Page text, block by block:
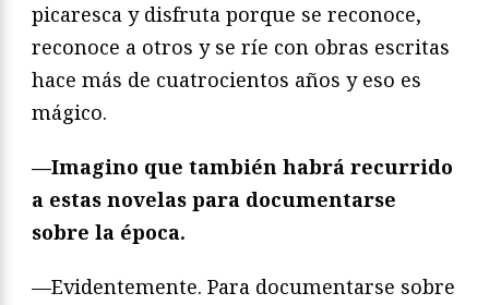
picaresca y disfruta porque se reconoce,
reconoce a otros y se ríe con obras escritas
hace más de cuatrocientos años y eso es
mágico.
—Imagino que también habrá recurrido
a estas novelas para documentarse
sobre la época.
—Evidentemente. Para documentarse sobre